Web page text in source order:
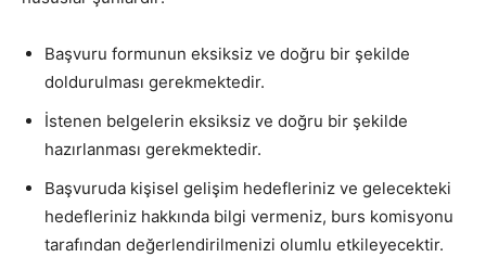
Başvuru formunun eksiksiz ve doğru bir şekilde
doldurulması gerekmektedir.
İstenen belgelerin eksiksiz ve doğru bir şekilde
hazırlanması gerekmektedir.
Başvuruda kişisel gelişim hedefleriniz ve gelecekteki
hedefleriniz hakkında bilgi vermeniz, burs komisyonu
tarafından değerlendirilmenizi olumlu etkileyecektir.